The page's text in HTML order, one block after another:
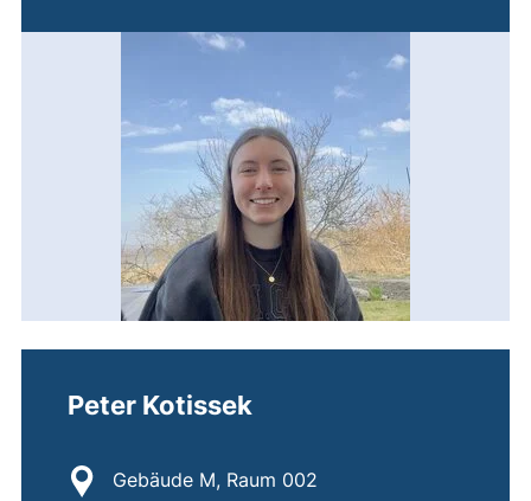
Peter Kotissek
Standort:
Gebäude M, Raum 002